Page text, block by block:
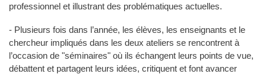
professionnel et illustrant des problématiques actuelles.
- Plusieurs fois dans l’année, les élèves, les enseignants et le
chercheur impliqués dans les deux ateliers se rencontrent à
l’occasion de "séminaires" où ils échangent leurs points de vue,
débattent et partagent leurs idées, critiquent et font avancer